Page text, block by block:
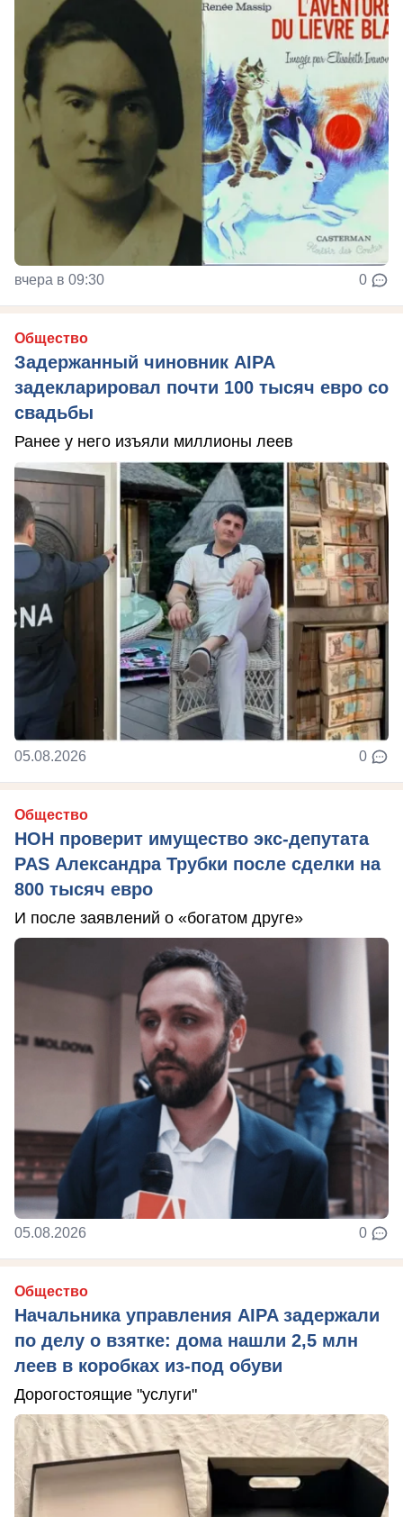
вчера в 09:30 0
Общество
Задержанный чиновник AIPA
задекларировал почти 100 тысяч евро со
свадьбы
Ранее у него изъяли миллионы леев
05.08.2026 0
Общество
НОН проверит имущество экс-депутата
PAS Александра Трубки после сделки на
800 тысяч евро
И после заявлений о «богатом друге»
05.08.2026 0
Общество
Начальника управления AIPA задержали
по делу о взятке: дома нашли 2,5 млн
леев в коробках из-под обуви
Дорогостоящие "услуги"